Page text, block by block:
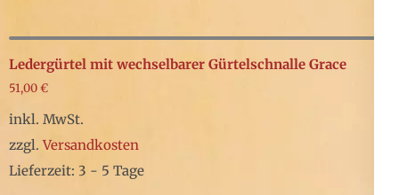
gewählt
werden
Produkt
weist
mehrere
Varianten
auf.
Die
Ledergürtel mit wechselbarer Gürtelschnalle Grace
51,00€
inkl. MwSt.
zzgl.Versandkosten
Lieferzeit: 3 - 5 Tage